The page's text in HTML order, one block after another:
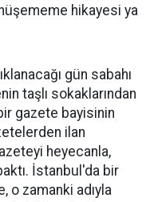
hikayesi ya
gün sabahı
taşlı sokaklarından
gazete bayisinin
ilan
heyecanla,
İstanbul'da bir
zamanki adıyla